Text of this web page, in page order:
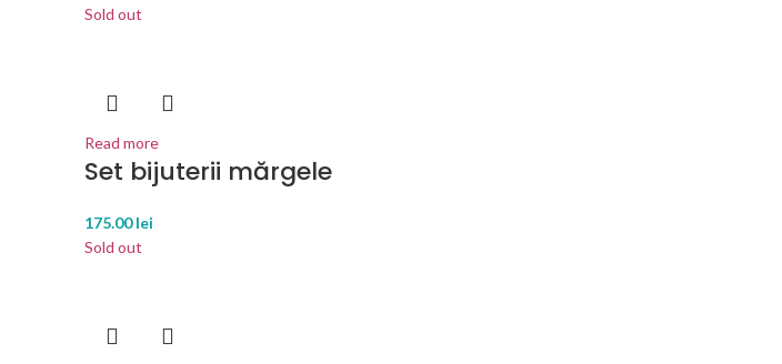
Sold out
Read more
Set bijuterii mărgele
175.00lei
Sold out